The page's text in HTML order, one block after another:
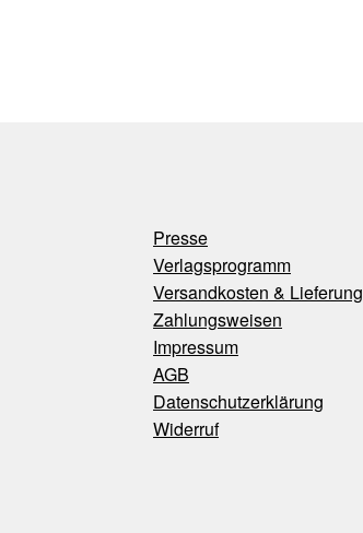
Presse
Verlagsprogramm
Versandkosten & Lieferung
Zahlungsweisen
Impressum
AGB
Datenschutzerklärung
Widerruf